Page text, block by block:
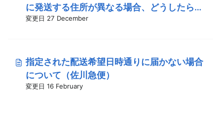
に発送する住所が異なる場合、どうしたら良
いですか？
変更日 27 December
指定された配送希望日時通りに届かない場合
について（佐川急便）
変更日 16 February